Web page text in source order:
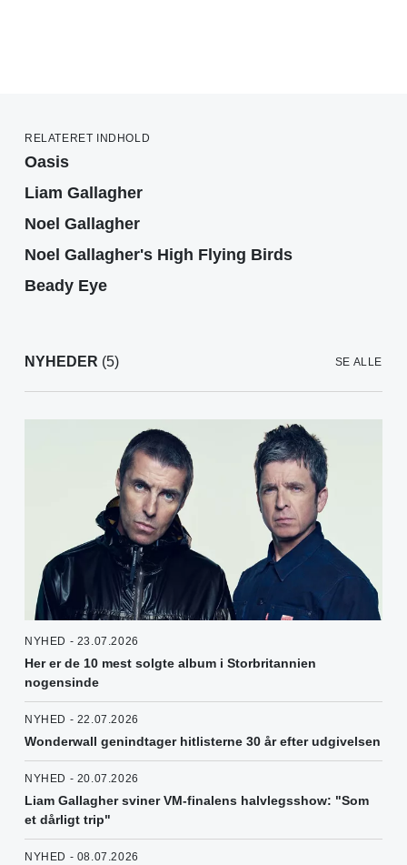
RELATERET INDHOLD
Oasis
Liam Gallagher
Noel Gallagher
Noel Gallagher's High Flying Birds
Beady Eye
NYHEDER (5) SE ALLE
NYHED - 23.07.2026
Her er de 10 mest solgte album i Storbritannien
nogensinde
NYHED - 22.07.2026
Wonderwall genindtager hitlisterne 30 år efter udgivelsen
NYHED - 20.07.2026
Liam Gallagher sviner VM-finalens halvlegsshow: "Som
et dårligt trip"
NYHED - 08.07.2026